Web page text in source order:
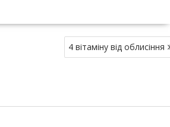
4 вітаміну від облисіння